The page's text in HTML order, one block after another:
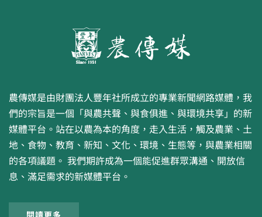
農傳媒是由財團法人豐年社所成立的專業新聞網路媒體，我
們的宗旨是一個「與農共聲、與食俱進、與環境共享」的新
媒體平台。站在以農為本的角度，走入生活，觸及農業、土
地、食物、教育、新知、文化、環境、生態等，與農業相關
的各項議題。 我們期許成為一個能促進群眾溝通、開放信
息、滿足需求的新媒體平台。